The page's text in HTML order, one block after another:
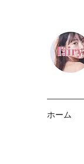
ホーム